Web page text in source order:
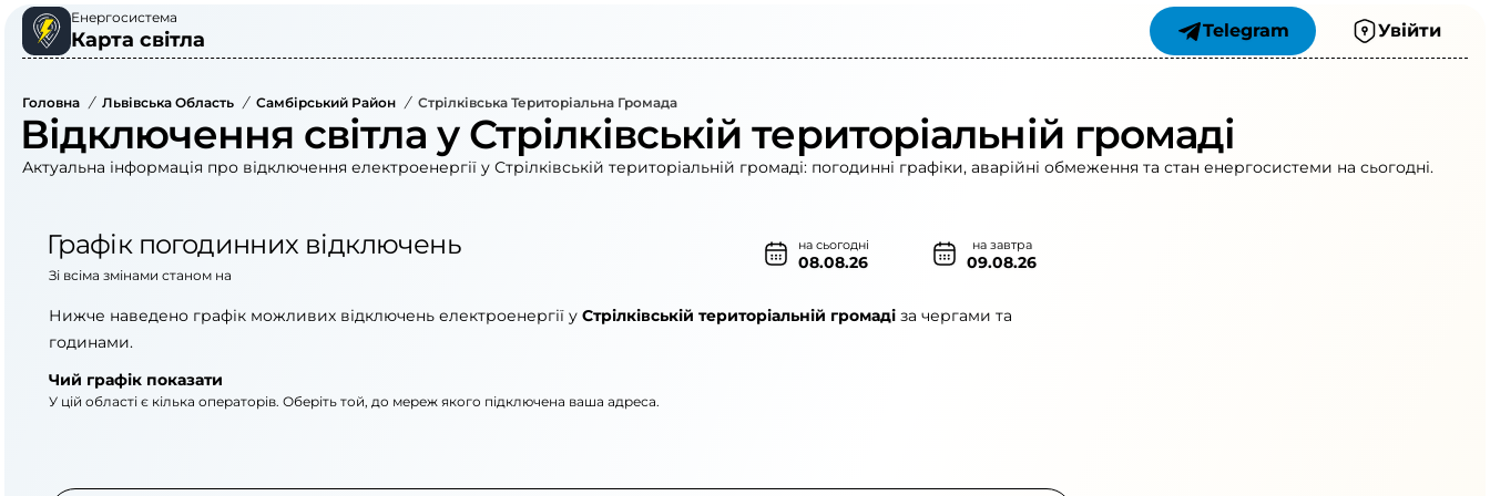
Енергосистема
Карта світла Telegram Увійти
Головна / Львівська Область / Самбірський Район / Стрілківська Територіальна Громада
Відключення світла у Стрілківській територіальній громаді
Актуальна інформація про відключення електроенергії у Стрілківській територіальній громаді: погодинні графіки, аварійні обмеження та стан енергосистеми на сьогодні.
Графік погодинних відключень на сьогодні
08.08.26
на завтра
09.08.26
Зі всіма змінами станом на
Нижче наведено графік можливих відключень електроенергії у Стрілківській територіальній громаді за чергами та
годинами.
Чий графік показати
У цій області є кілька операторів. Оберіть той, до мереж якого підключена ваша адреса.